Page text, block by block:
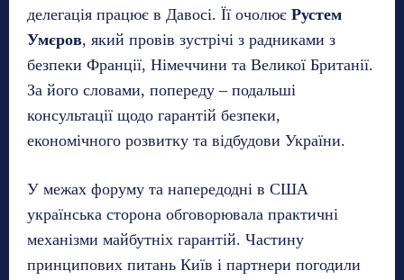
делегація працює в Давосі. Її очолює Рустем
Умєров, який провів зустрічі з радниками з
безпеки Франції, Німеччини та Великої Британії.
За його словами, попереду – подальші
консультації щодо гарантій безпеки,
економічного розвитку та відбудови України.
У межах форуму та напередодні в США
українська сторона обговорювала практичні
механізми майбутніх гарантій. Частину
принципових питань Київ і партнери погодили